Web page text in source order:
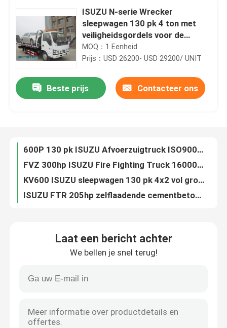
Huis
Video's
Fabrieksreis
Kwaliteitscontrole
Verzoek om een Citaat
ISUZU Garbage Truck
ISUZU N-serie Wrecker
sleepwagen 130 pk 4 ton met
veiligheidsgordels voor de
veiligheid
MOQ：1 Eenheid
Prijs：USD 26200- USD 29200/ UNIT
Beste prijs Contacteer ons600P 130 pk ISUZU Afvoerzuigtruck ISO9001 2015 TUV gecertificeerd
ISUZU ELF 98hp Flat bed sleeptruck KV100 4200mm 4 ton zwaar werk
ISUZU 700P brandbestrijdingsvoertuig 6000L waterreservoir 500L schuimtank
ISUZU GIGA Afvalwater Vacuum Truck 460 pk 6x4 Heat Duty 25 ton
ISUZU Lichte Betonmixer Truck 4CBM capaciteit met standaard cabine
Laat een bericht achter
We bellen je snel terug!